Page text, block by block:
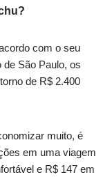
com o seu
de São Paulo, os
de R$ 2.400
muito, é
em uma viagem
e R$ 147 em